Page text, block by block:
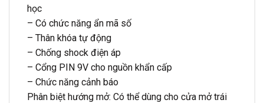
học
– Có chức năng ẩn mã số
– Thân khóa tự động
– Chống shock điện áp
– Cổng PIN 9V cho nguồn khẩn cấp
– Chức năng cảnh báo
Phân biệt hướng mở: Có thể dùng cho cửa mở trái